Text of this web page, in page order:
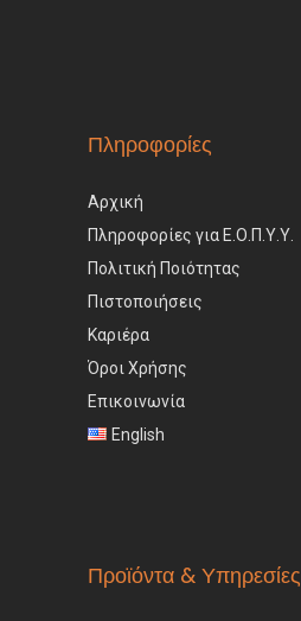
Πληροφορίες
Αρχική
Πληροφορίες για Ε.Ο.Π.Υ.Υ.
Πολιτική Ποιότητας
Πιστοποιήσεις
Καριέρα
Όροι Χρήσης
Επικοινωνία
English
Προϊόντα & Υπηρεσίες